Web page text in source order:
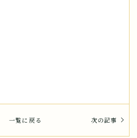
一覧に戻る 次の記事